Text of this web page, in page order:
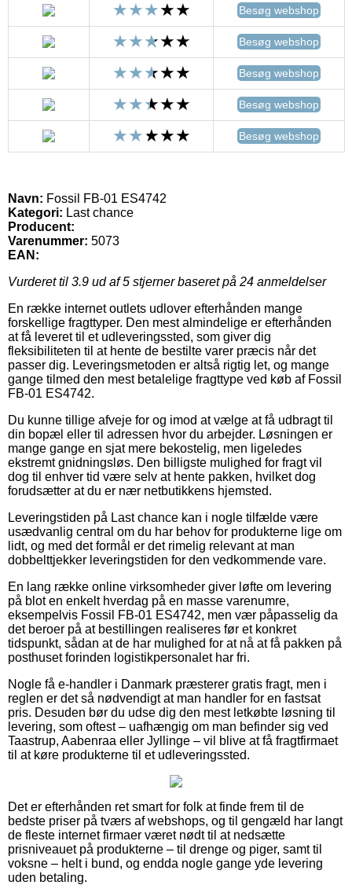
Besøg webshop
Besøg webshop
Besøg webshop
Besøg webshop
Besøg webshop
Navn: Fossil FB-01 ES4742
Kategori: Last chance
Producent:
Varenummer: 5073
EAN:
Vurderet til 3.9 ud af 5 stjerner baseret på 24 anmeldelser
En række internet outlets udlover efterhånden mange
forskellige fragttyper. Den mest almindelige er efterhånden
at få leveret til et udleveringssted, som giver dig
fleksibiliteten til at hente de bestilte varer præcis når det
passer dig. Leveringsmetoden er altså rigtig let, og mange
gange tilmed den mest betalelige fragttype ved køb af Fossil
FB-01 ES4742.
Du kunne tillige afveje for og imod at vælge at få udbragt til
din bopæl eller til adressen hvor du arbejder. Løsningen er
mange gange en sjat mere bekostelig, men ligeledes
ekstremt gnidningsløs. Den billigste mulighed for fragt vil
dog til enhver tid være selv at hente pakken, hvilket dog
forudsætter at du er nær netbutikkens hjemsted.
Leveringstiden på Last chance kan i nogle tilfælde være
usædvanlig central om du har behov for produkterne lige om
lidt, og med det formål er det rimelig relevant at man
dobbelttjekker leveringstiden for den vedkommende vare.
En lang række online virksomheder giver løfte om levering
på blot en enkelt hverdag på en masse varenumre,
eksempelvis Fossil FB-01 ES4742, men vær påpasselig da
det beroer på at bestillingen realiseres før et konkret
tidspunkt, sådan at de har mulighed for at nå at få pakken på
posthuset forinden logistikpersonalet har fri.
Nogle få e-handler i Danmark præsterer gratis fragt, men i
reglen er det så nødvendigt at man handler for en fastsat
pris. Desuden bør du udse dig den mest letkøbte løsning til
levering, som oftest – uafhængig om man befinder sig ved
Taastrup, Aabenraa eller Jyllinge – vil blive at få fragtfirmaet
til at køre produkterne til et udleveringssted.
Det er efterhånden ret smart for folk at finde frem til de
bedste priser på tværs af webshops, og til gengæld har langt
de fleste internet firmaer været nødt til at nedsætte
prisniveauet på produkterne – til drenge og piger, samt til
voksne – helt i bund, og endda nogle gange yde levering
uden betaling.